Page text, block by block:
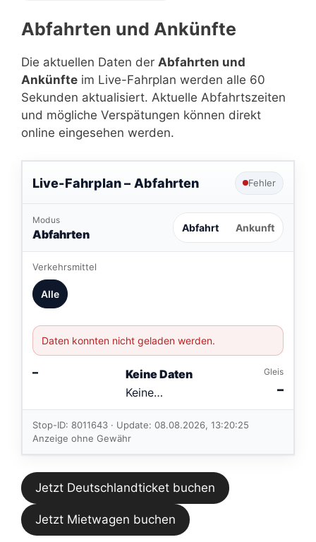
Abfahrten und Ankünfte
Die aktuellen Daten der Abfahrten und
Ankünfte im Live-Fahrplan werden alle 60
Sekunden aktualisiert. Aktuelle Abfahrtszeiten
und mögliche Verspätungen können direkt
online eingesehen werden.
Live-Fahrplan – Abfahrten Fehler
Modus
Abfahrten Abfahrt Ankunft
Verkehrsmittel
Alle
Daten konnten nicht geladen werden.
–
Keine Daten
Keine
Verbindungen
im aktuellen
Feed.
Gleis
–
Stop-ID: 8011643 · Update: 08.08.2026, 13:20:25
Anzeige ohne Gewähr
Jetzt Deutschlandticket buchen
Jetzt Mietwagen buchen